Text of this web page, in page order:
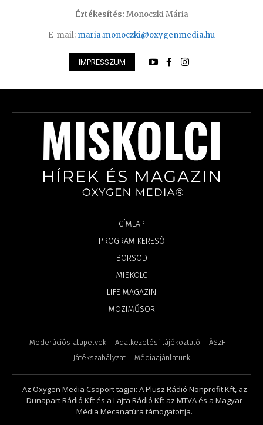
Értékesítés: Monoczki Mária
E-mail: maria.monoczki@oxygenmedia.hu
IMPRESSZUM
CÍMLAP
PROGRAM KERESŐ
BORSOD
MISKOLC
LIFE MAGAZIN
MOZIMŰSOR
Moderációs alapelvek Adatkezelési tájékoztató
ÁSZF
Játékszabályzat
Médiaajánlatunk
Az Oxygen Media Csoport tagjai: A Plusz Rádió Nonprofit Kft, az
Dunapart Rádió Kft és a Lajta Rádió Kft az MTVA és a Magyar
Média Mecanatúra támogatottja.